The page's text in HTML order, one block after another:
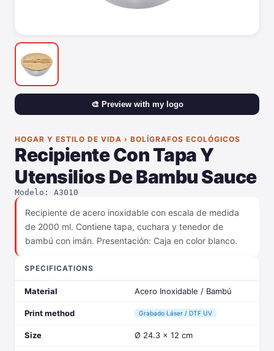
🎨 Preview with my logo
HOGAR Y ESTILO DE VIDA › BOLÍGRAFOS ECOLÓGICOS
Recipiente Con Tapa Y
Utensilios De Bambu Sauce
Modelo: A3010
Recipiente de acero inoxidable con escala de medida
de 2000 ml. Contiene tapa, cuchara y tenedor de
bambú con imán. Presentación: Caja en color blanco.
SPECIFICATIONS
Material Acero Inoxidable / Bambú
Print method Grabado Láser / DTF UV
Size Ø 24.3 x 12 cm